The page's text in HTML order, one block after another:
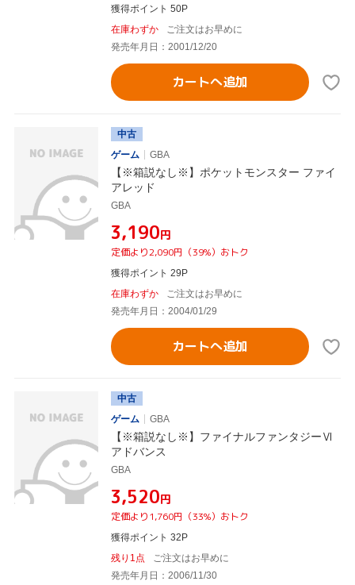
獲得ポイント 50P
在庫わずか
ご注文はお早めに
発売年月日：2001/12/20
カートへ追加
中古
ゲーム
GBA
【※箱説なし※】ポケットモンスター ファイ
アレッド
GBA
¥3,190円
定価より2,090円（39%）おトク
獲得ポイント 29P
在庫わずか
ご注文はお早めに
発売年月日：2004/01/29
カートへ追加
中古
ゲーム
GBA
【※箱説なし※】ファイナルファンタジーⅥ
アドバンス
GBA
¥3,520円
定価より1,760円（33%）おトク
獲得ポイント 32P
残り1点
ご注文はお早めに
発売年月日：2006/11/30